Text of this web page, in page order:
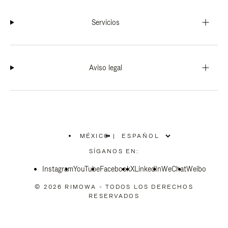
Servicios
Aviso legal
MÉXICO
ELIGE
LA
|
SÍGANOS EN:
InstagramYouTubeFacebookXLinkedInWeChatWeibo
© 2026 RIMOWA - TODOS LOS DERECHOS
RESERVADOS